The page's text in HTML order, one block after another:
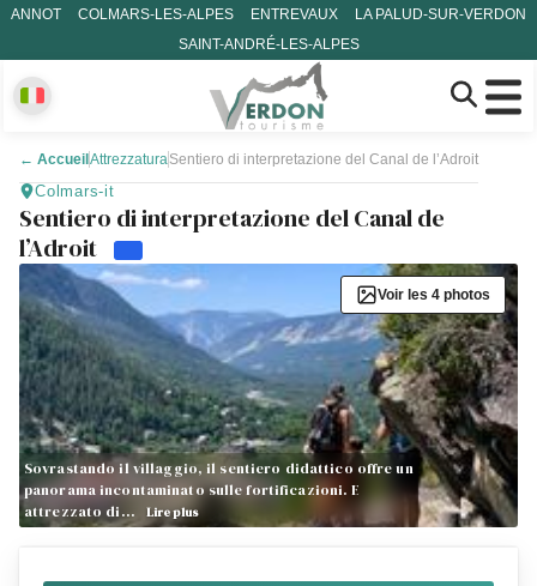
ANNOT COLMARS-LES-ALPES ENTREVAUX
LA PALUD-SUR-VERDON
SAINT-ANDRÉ-LES-ALPES
← Accueil AttrezzaturaSentiero di interpretazione del Canal de l’Adroit
Colmars-it
Sentiero di interpretazione del Canal de
l’Adroit
Sovrastando il villaggio, il sentiero didattico offre un
panorama incontaminato sulle fortificazioni. E
attrezzato di…
Lire plus
Voir les 4 photos